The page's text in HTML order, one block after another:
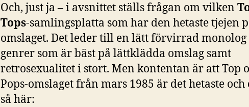
Och, just ja – i avsnittet ställs frågan om vilken
Tops-samlingsplatta som har den hetaste tjejen
omslaget. Det leder till en lätt förvirrad
genrer som är bäst på lättklädda omslag samt
retrosexualitet i stort. Men kontentan är att Top
Pops-omslaget från mars 1985 är det hetaste och
så här: